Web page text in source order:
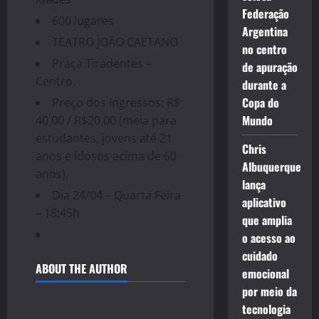
600 lugares
TEATRO JOÃO CAETANO
Praça Tiradentes –
Centro.
Preço dos Ingressos: R$
40,00 / R$20,00 (meia para
estudantes, jovens até 21
anos e idosos acima de 60
anos).
Dia 24/04 – Quarta Feira
– 18:45h
ABOUT THE AUTHOR
Federação
Argentina
no centro
de apuração
durante a
Copa do
Mundo
Chris
Albuquerque
lança
aplicativo
que amplia
o acesso ao
cuidado
emocional
por meio da
tecnologia